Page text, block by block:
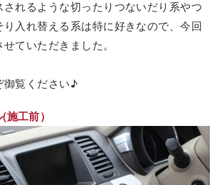
れるような切ったりつないだり系やつ
り入れ替える系は特に好きなので、今回
ていただきました。
御覧ください♪
工前）